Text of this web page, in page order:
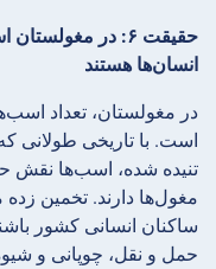
حقیقت ۶: در
انسان‌ها هستند
در مغولستان، تعداد
است. با تاریخی طولانی
تنیده شده، اسب‌ها نقش
مغول‌ها دارند. تخمین زده
ساکنان انسانی کشور
حمل و نقل، چوپانی و